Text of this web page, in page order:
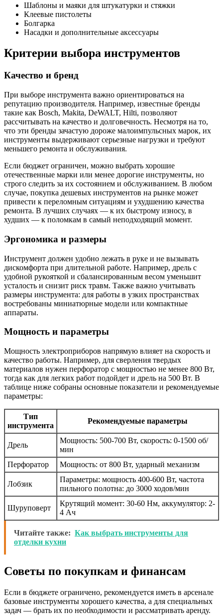
Шаблоны и маяки для штукатурки и стяжки
Клеевые пистолеты
Болгарка
Насадки и дополнительные аксессуары
Критерии выбора инструментов
Качество и бренд
При выборе инструмента важно ориентироваться на
репутацию производителя. Например, известные бренды
такие как Bosch, Makita, DeWALT, Hilti, позволяют
рассчитывать на качество и долговечность. Несмотря на то,
что эти бренды зачастую дороже малоимпульсных марок, их
инструменты выдерживают серьезные нагрузки и требуют
меньшего ремонта и обслуживания.
Если бюджет ограничен, можно выбрать хорошие
отечественные марки или менее дорогие инструменты, но
строго следить за их состоянием и обслуживанием. В любом
случае, покупка дешевых инструментов на рынке может
привести к переломным ситуациям и ухудшению качества
ремонта. В лучших случаях — к их быстрому износу, в
худших — к поломкам в самый неподходящий момент.
Эргономика и размеры
Инструмент должен удобно лежать в руке и не вызывать
дискомфорта при длительной работе. Например, дрель с
удобной рукояткой и сбалансированным весом уменьшит
усталость и снизит риск травм. Также важно учитывать
размеры инструмента: для работы в узких пространствах
востребованы миниатюрные модели или компактные
аппараты.
Мощность и параметры
Мощность электроприборов напрямую влияет на скорость и
качество работы. Например, для сверления твердых
материалов нужен перфоратор с мощностью не менее 800 Вт,
тогда как для легких работ подойдет и дрель на 500 Вт. В
таблице ниже собраны основные показатели и рекомендуемые
параметры:
Тип
инструмента
Рекомендуемые параметры
Дрель
Мощность: 500-700 Вт, скорость: 0-1500 об/
мин
Перфоратор
Мощность: от 800 Вт, ударный механизм
Лобзик
Параметры: мощность 400-600 Вт, частота
пильного полотна: до 3000 ходов/мин
Шуруповерт
Крутящий момент: 30-60 Нм, аккумулятор: 2-
4 Ач
Читайте также: Как выбрать инструменты для
отделки кухни
Советы по покупкам и финансам
Если в бюджете ограничено, рекомендуется иметь в арсенале
базовые инструменты хорошего качества, а для специальных
задач — брать их по необходимости и рассматривать аренду.